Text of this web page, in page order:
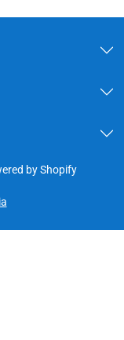
by Shopify